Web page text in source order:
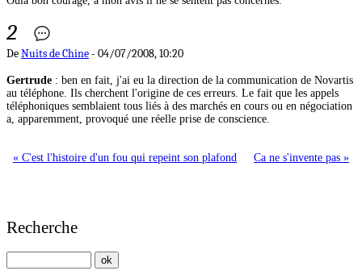
2
DeNuits de Chine- 04/07/2008, 10:20
Gertrude : ben en fait, j'ai eu la direction de la communication de Novartis
au téléphone. Ils cherchent l'origine de ces erreurs. Le fait que les appels
téléphoniques semblaient tous liés à des marchés en cours ou en négociation
a, apparemment, provoqué une réelle prise de conscience.
« C'est l'histoire d'un fou qui repeint son plafond Ca ne s'invente pas »
Recherche